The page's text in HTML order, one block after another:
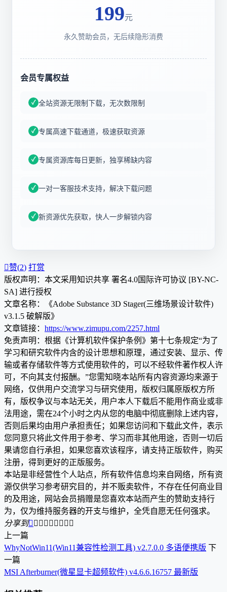
199元
永久赞助会员，无后续隐形消费
会员专属权益
全站资源无限制下载，无次数限制
专属高速下载通道，极速获取资源
专属资源库每日更新，独享稀缺内容
一对一客服技术支持，解决下载问题
新资源优先获取，快人一步解锁内容
赞(2) 打赏
版权声明：本文采用知识共享 署名4.0国际许可协议 [BY-NC-
SA] 进行授权
文章名称：《Adobe Substance 3D Stager(三维场景设计软件)
v3.1.5 破解版》
文章链接： https://www.zimupu.com/2257.html
免责声明：根据《计算机软件保护条例》第十七条规定“为了
学习和研究软件内含的设计思想和原理，通过安装、显示、传
输或者存储软件等方式使用软件的，可以不经软件著作权人许
可，不向其支付报酬。”您需知晓本站所有内容资源均来源于
网络，仅供用户交流学习与研究使用，版权归属原版权方所
有，版权争议与本站无关，用户本人下载后不能用作商业或非
法用途，需在24个小时之内从您的电脑中彻底删除上述内容，
否则后果均由用户承担责任；如果您访问和下载此文件，表示
您同意只将此文件用于参考、学习而非其他用途，否则一切后
果请您自行承担，如果您喜欢该程序，请支持正版软件，购买
注册，得到更好的正版服务。
本站是非经营性个人站点，所有软件信息均来自网络，所有资
源仅供学习参考研究目的，并不贩卖软件，不存在任何商业目
的及用途，网站会员捐赠是您喜欢本站而产生的赞助支持行
为，仅为维持服务器的开支与维护，全凭自愿无任何强求。
分享到        
上一篇
WhyNotWin11(Win11兼容性检测工具) v2.7.0.0 多语便携版 下
一篇
MSI Afterburner(微星显卡超频软件) v4.6.6.16757 最新版